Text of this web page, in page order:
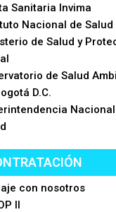
Sanitaria Invima
Nacional de Salud
de Salud y
de Salud
D.C.
con nosotros
II